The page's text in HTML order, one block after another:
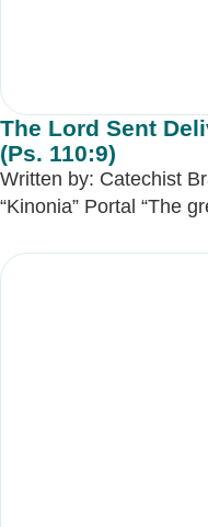
The Lord Sent
(Ps. 110:9)
Written by: Catechist
“Kinonia” Portal “The